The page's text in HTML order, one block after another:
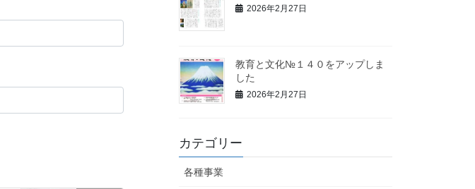
2026年2月27日
教育と文化№１４０をアップしま
した
2026年2月27日
カテゴリー
各種事業